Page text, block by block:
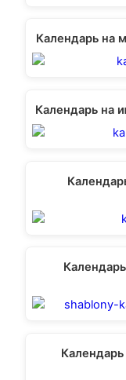
Календарь на
Календарь на
Календарь